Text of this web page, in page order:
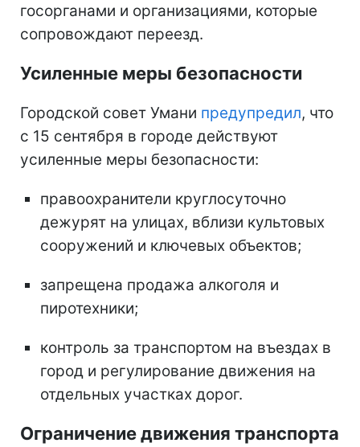
госорганами и организациями, которые
сопровождают переезд.
Усиленные меры безопасности
Городской совет Умани предупредил, что
с 15 сентября в городе действуют
усиленные меры безопасности:
правоохранители круглосуточно
дежурят на улицах, вблизи культовых
сооружений и ключевых объектов;
запрещена продажа алкоголя и
пиротехники;
контроль за транспортом на въездах в
город и регулирование движения на
отдельных участках дорог.
Ограничение движения транспорта